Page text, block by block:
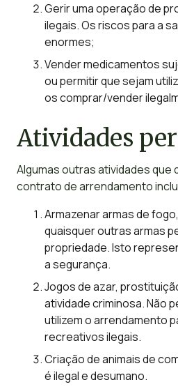
Gerir uma operação de
ilegais. Os riscos para a
enormes;
Vender medicamentos
ou permitir que sejam
os comprar/vender
Atividades
Algumas outras atividades que
contrato de arrendamento
Armazenar armas de
quaisquer outras armas
propriedade. Isto
a segurança.
Jogos de azar,
atividade criminosa. Não
utilizem o arrendamento
recreativos ilegais.
Criação de animais de
é ilegal e desumano.